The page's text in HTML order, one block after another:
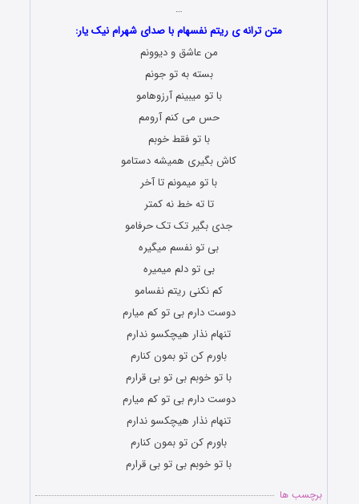
…
متن ترانه ی ریتم نفسهام با صدای شهرام نیک یار:
من عاشق و دیوونم
بسته به تو جونم
با تو میبینم آرزوهامو
حس می کنم آرومم
با تو فقط خوبم
کاش بگیری همیشه دستامو
با تو میمونم تا آخر
تا ته خط نه کمتر
جدی بگیر تک تک حرفامو
بی تو نفسم میگیره
بی تو دلم میمیره
کم نکنی ریتم نفسامو
دوست دارم بی تو کم میارم
تنهام نذار هیچکسو ندارم
باورم کن تو بمون کنارم
با تو خوبم بی تو بی قرارم
دوست دارم بی تو کم میارم
تنهام نذار هیچکسو ندارم
باورم کن تو بمون کنارم
با تو خوبم بی تو بی قرارم
برچسب ها